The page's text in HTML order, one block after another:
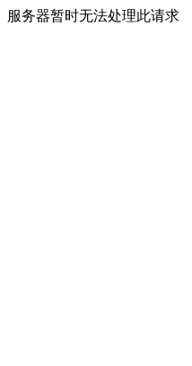
服务器暂时无法处理此请求